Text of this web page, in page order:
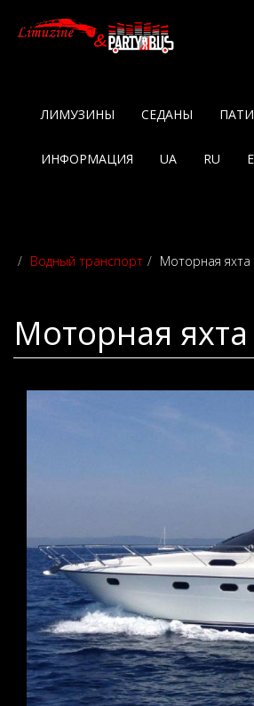
ЛИМУЗИНЫ СЕДАНЫ
ИНФОРМАЦИЯ UA RU
Водный транспорт Моторная яхта
Моторная